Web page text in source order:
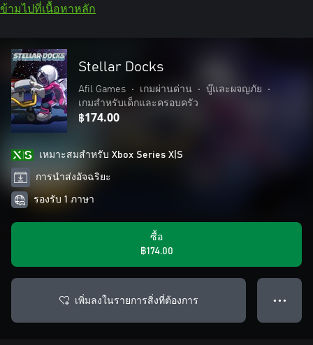
ข้ามไปที่เนื้อหาหลัก
Stellar Docks
Afil Games • เกมผ่านด่าน • บู๊และผจญภัย
•
เกมสำหรับเด็กและครอบครัว
฿174.00
เหมาะสมสําหรับ Xbox Series X|S
การนำส่งอัจฉริยะ
รองรับ 1 ภาษา
ซื้อ
฿174.00
เพิ่มลงในรายการสิ่งที่ต้องการ ● ● ●